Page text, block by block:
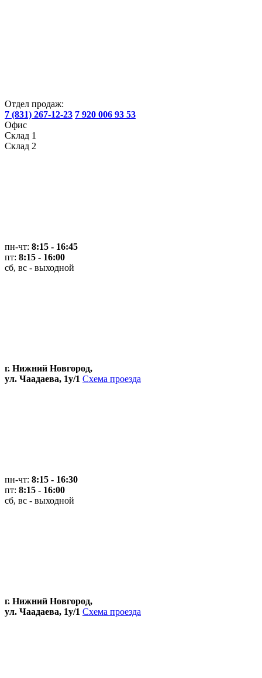
Отдел продаж:
7 (831) 267-12-23 7 920 006 93 53
Офис
Склад 1
Склад 2
пн-чт: 8:15 - 16:45
пт: 8:15 - 16:00
сб, вс - выходной
г. Нижний Новгород,
ул. Чаадаева, 1у/1 Схема проезда
пн-чт: 8:15 - 16:30
пт: 8:15 - 16:00
сб, вс - выходной
г. Нижний Новгород,
ул. Чаадаева, 1у/1 Схема проезда